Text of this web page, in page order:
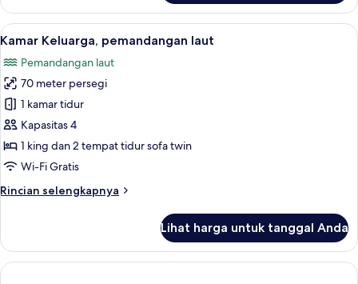
Lagoon
Golf
Family
up
Lihat
semua
foto
untuk
Kamar
Keluarga,
pemandangan
laut
Kamar Keluarga, pemandangan laut
5
Kamar Keluarga, pemandangan laut
Pemandangan laut
70 meter persegi
1 kamar tidur
Kapasitas 4
1 king dan 2 tempat tidur sofa twin
Wi-Fi Gratis
Rincian selengkapnya
Rincian
Kamar
Keluarga,
pemandangan
Lihat harga untuk tanggal Anda